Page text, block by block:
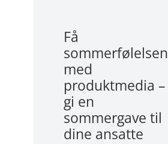
Få
sommerfølelsen
med
produktmedia –
gi en
sommergave til
dine ansatte